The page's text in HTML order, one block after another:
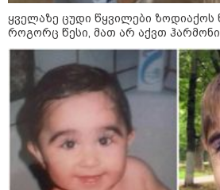
ყველაზე ცუდი წყვილები ზოდიაქოს
როგორც წესი, მათ არ აქვთ